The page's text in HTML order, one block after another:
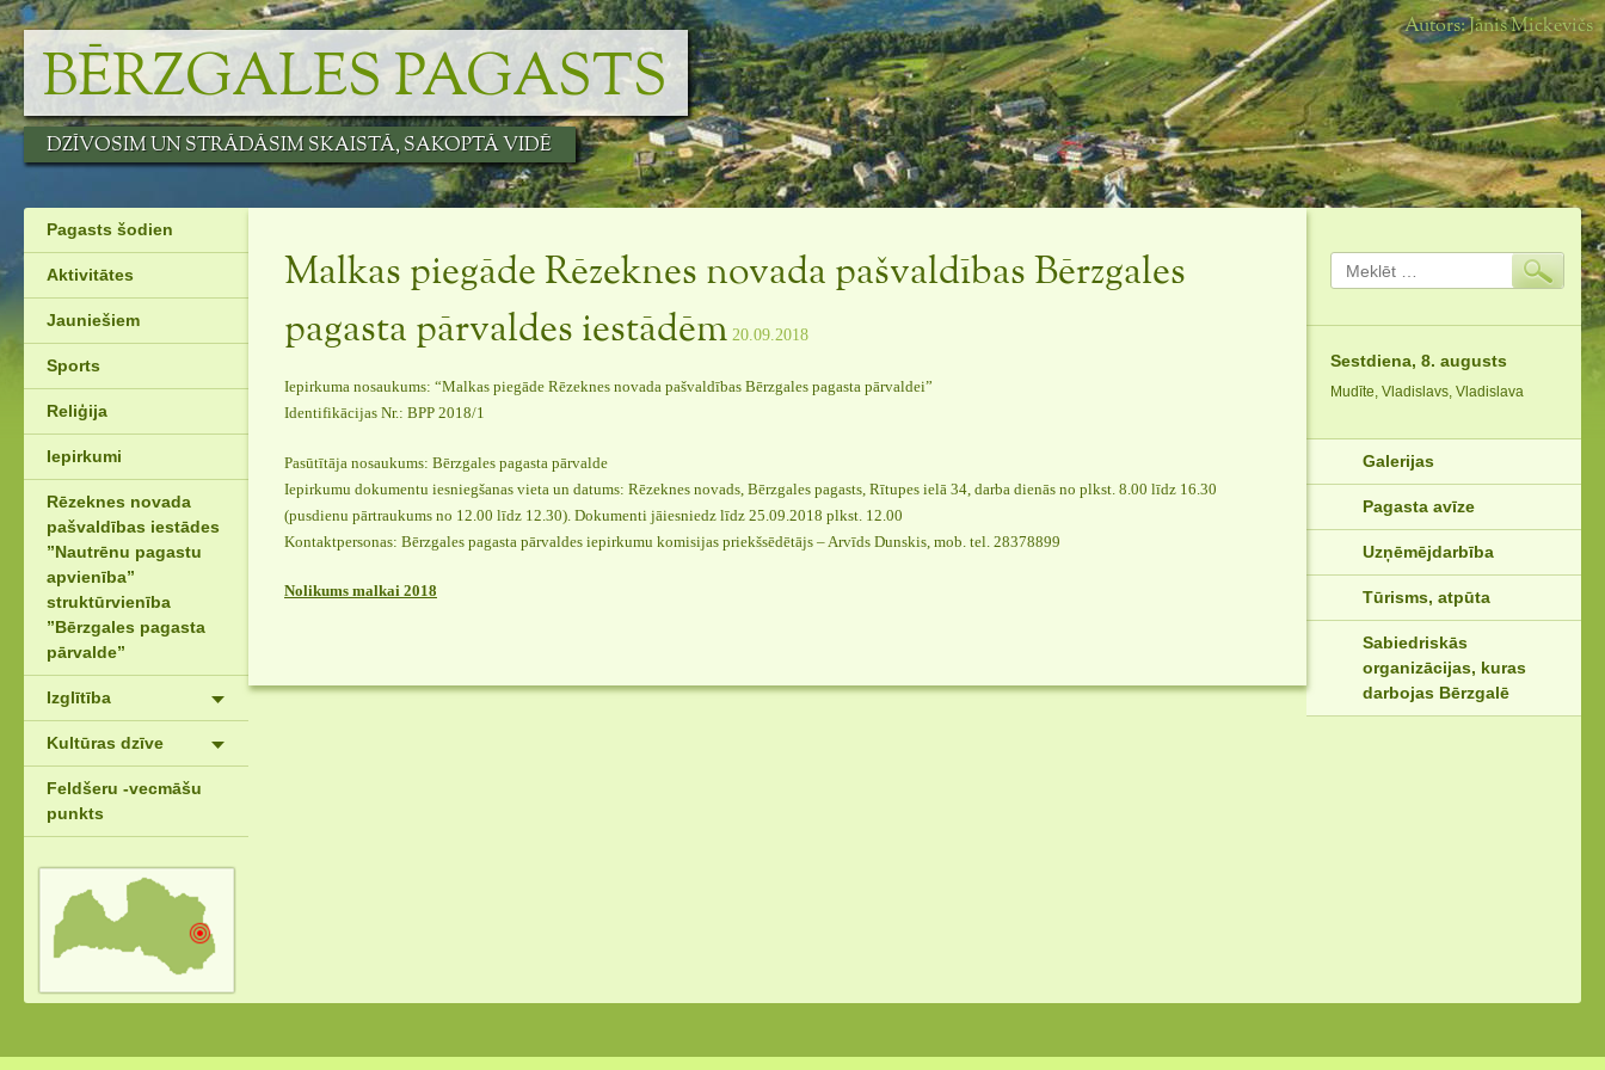
Autors: Jānis Mickevičs
Skip
content
BĒRZGALES PAGASTS
DZĪVOSIM UN STRĀDĀSIM SKAISTĀ, SAKOPTĀ VIDĒ
Pagasts šodien
Aktivitātes
Jauniešiem
Sports
Reliģija
Iepirkumi
Rēzeknes novada
pašvaldības iestādes
”Nautrēnu pagastu
apvienība”
struktūrvienība
”Bērzgales pagasta
pārvalde”
Izglītība
Kultūras dzīve
Feldšeru -vecmāšu
punkts
Meklēt:
Sestdiena, 8. augusts
Mudīte, Vladislavs, Vladislava
Galerijas
Pagasta avīze
Uzņēmējdarbība
Tūrisms, atpūta
Sabiedriskās
organizācijas, kuras
darbojas Bērzgalē
Malkas piegāde Rēzeknes novada pašvaldības Bērzgales
pagasta pārvaldes iestādēm 20.09.2018
Iepirkuma nosaukums: “Malkas piegāde Rēzeknes novada pašvaldības Bērzgales pagasta pārvaldei”
Identifikācijas Nr.: BPP 2018/1
Pasūtītāja nosaukums: Bērzgales pagasta pārvalde
Iepirkumu dokumentu iesniegšanas vieta un datums: Rēzeknes novads, Bērzgales pagasts, Rītupes ielā 34, darba dienās no plkst. 8.00 līdz 16.30
(pusdienu pārtraukums no 12.00 līdz 12.30). Dokumenti jāiesniedz līdz 25.09.2018 plkst. 12.00
Kontaktpersonas: Bērzgales pagasta pārvaldes iepirkumu komisijas priekšsēdētājs – Arvīds Dunskis, mob. tel. 28378899
Nolikums malkai 2018